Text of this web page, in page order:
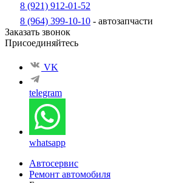
8 (921) 912-01-52
8 (964) 399-10-10 - автозапчасти
Заказать звонок
Присоединяйтесь
VK
telegram
whatsapp
Автосервис
Ремонт автомобиля